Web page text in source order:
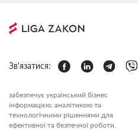
Зв'язатися:
забезпечує український бізнес
інформацією, аналітикою та
технологічними рішеннями для
ефективної та безпечної роботи.